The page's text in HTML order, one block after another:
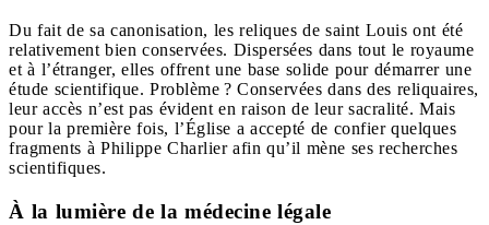
Du fait de sa canonisation, les reliques de saint Louis ont été
relativement bien conservées. Dispersées dans tout le royaume
et à l’étranger, elles offrent une base solide pour démarrer une
étude scientifique. Problème ? Conservées dans des reliquaires,
leur accès n’est pas évident en raison de leur sacralité. Mais
pour la première fois, l’Église a accepté de confier quelques
fragments à Philippe Charlier afin qu’il mène ses recherches
scientifiques.
À la lumière de la médecine légale